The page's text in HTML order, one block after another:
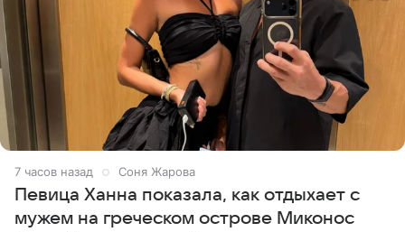
7 часов назад Соня Жарова
Певица Ханна показала, как отдыхает с
мужем на греческом острове Миконос